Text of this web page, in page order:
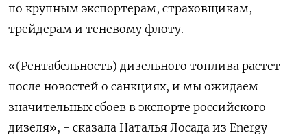
по крупным экспортерам, страховщикам,
трейдерам и теневому флоту.
«(Рентабельность) дизельного топлива растет
после новостей о санкциях, и мы ожидаем
значительных сбоев в экспорте российского
дизеля», - сказала Наталья Лосада из Energy